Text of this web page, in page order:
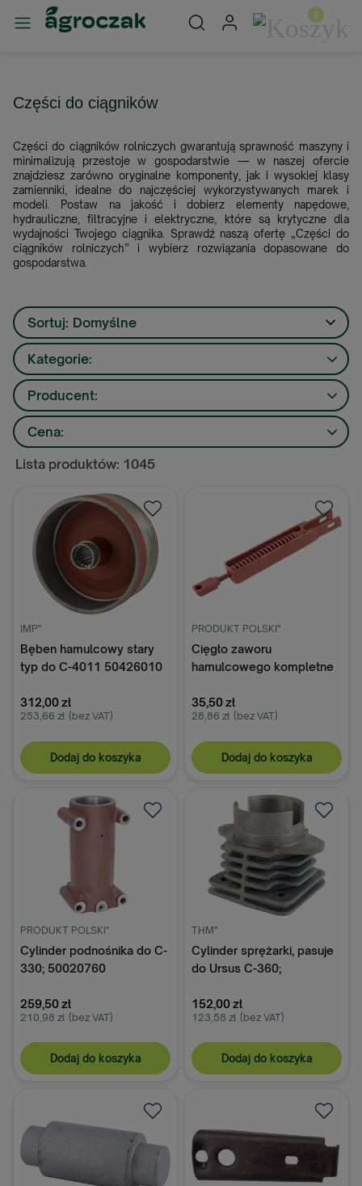
Części do ciągników
Części do ciągników rolniczych gwarantują sprawność maszyny i
minimalizują przestoje w gospodarstwie — w naszej ofercie
znajdziesz zarówno oryginalne komponenty, jak i wysokiej klasy
zamienniki, idealne do najczęściej wykorzystywanych marek i
modeli. Postaw na jakość i dobierz elementy napędowe,
hydrauliczne, filtracyjne i elektryczne, które są krytyczne dla
wydajności Twojego ciągnika. Sprawdź naszą ofertę „Części do
ciągników rolniczych” i wybierz rozwiązania dopasowane do
gospodarstwa.
Sortuj: Domyślne
Kategorie:
Producent:
Cena:
Lista produktów: 1045
IMP"
Bęben hamulcowy stary
typ do C-4011 50426010
312,00 zł
253,66 zł (bez VAT)
Dodaj do koszyka
PRODUKT POLSKI"
Cięgło zaworu
hamulcowego kompletne
35,50 zł
28,86 zł (bez VAT)
Dodaj do koszyka
PRODUKT POLSKI"
Cylinder podnośnika do C-
330; 50020760
259,50 zł
210,98 zł (bez VAT)
Dodaj do koszyka
THM"
Cylinder sprężarki, pasuje
do Ursus C-360;
152,00 zł
123,58 zł (bez VAT)
Dodaj do koszyka